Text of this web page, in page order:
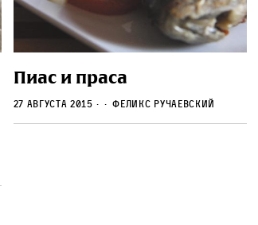
Пиас и праса
27 августа 2015 Феликс Ручаевский